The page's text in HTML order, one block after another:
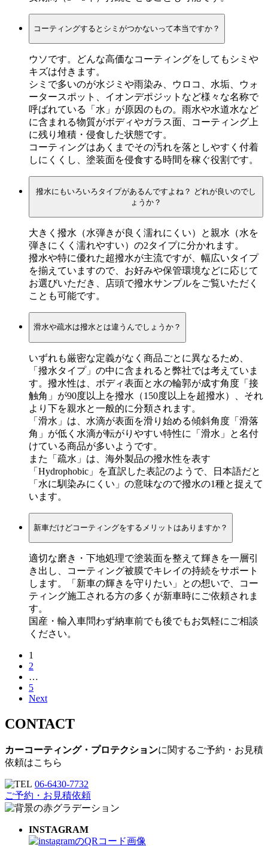
コーティングするとシミがつかないって本当ですか？
ウソです。どんな高価なコーティングをしてもシミや
キズは付きます。
シミで多いのが水ジミや雨染み、ウロコ、水垢、ウォ
ータースポット、イオンデポジットなど様々な名称で
呼ばれている「水」が原因のもの。雨水や水道水など
に含まれる物質がボディやガラス面、コーティング上
に残り堆積・侵食した状態です。
コーティングはあくまでその汚れを落としやすく付着
しにくくし、塗装面を侵食する時間を稼ぐ役割です。
撥水にもいろいろタイプがあるんですよね？ どれが良いのでし
ょうか？
大きく撥水（水弾きが良く濡れにくい）と親水（水を
弾きにくく濡れやすい）の2タイプに分かれます。
撥水や特に優れた超撥水が主流ですが、幅広いタイプ
を揃えていますので、お好みや保管環境などに応じて
お選びいただき、店頭で撥水サンプルをご覧いただく
ことも可能です。
滑水や疏水は撥水とは違うんでしょうか？
いずれも厳密な定義がなく商品ごとに異なるため、
「撥水タイプ」の中に含まれると弊社では考えていま
す。撥水性は、ボディ表面と水の輪郭が成す角度「接
触角」が90度以上を撥水（150度以上を超撥水）、それ
より下を親水と一般的に分類されます。
「滑水」は、水滴が表面を滑り始める傾斜角度「滑落
角」が低く水滴が転がりやすい特性に「滑水」と名付
けている商品が多いようです。
また「疏水」は、海外製品の撥水性を表す
「Hydrophobic」を直訳した表記のようで、日本語だと
「水に馴染みにくい」の意味なので撥水の1種と捉えて
います。
新車だけどコーティングをするメリットはありますか？
適切な磨き・下地処理で塗装面を整えて輝きを一層引
き出し、コーティング被膜でキレイの持続をサポート
します。「新車の輝きを守りたい」との想いで、コー
ティング施工される方の多くが新車時にご依頼されま
す。
国産・輸入車問わず納車前でも後でもお気軽にご相談
ください。
ペ
ジ
り
1
2
…
5
Next
CONTACT
カーコーティング・プロテクションに関するご予約・お見積
依頼はこちら
06-6430-7732
ご予約・お見積依頼
INSTAGRAM